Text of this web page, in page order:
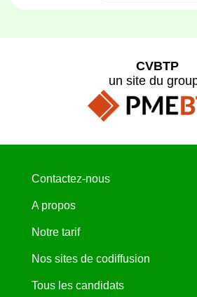
CVBTP
un site du
Contactez-nous
A propos
Notre tarif
Nos sites de codiffusion
Tous les candidats